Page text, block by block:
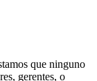
que ninguno
gerentes, o